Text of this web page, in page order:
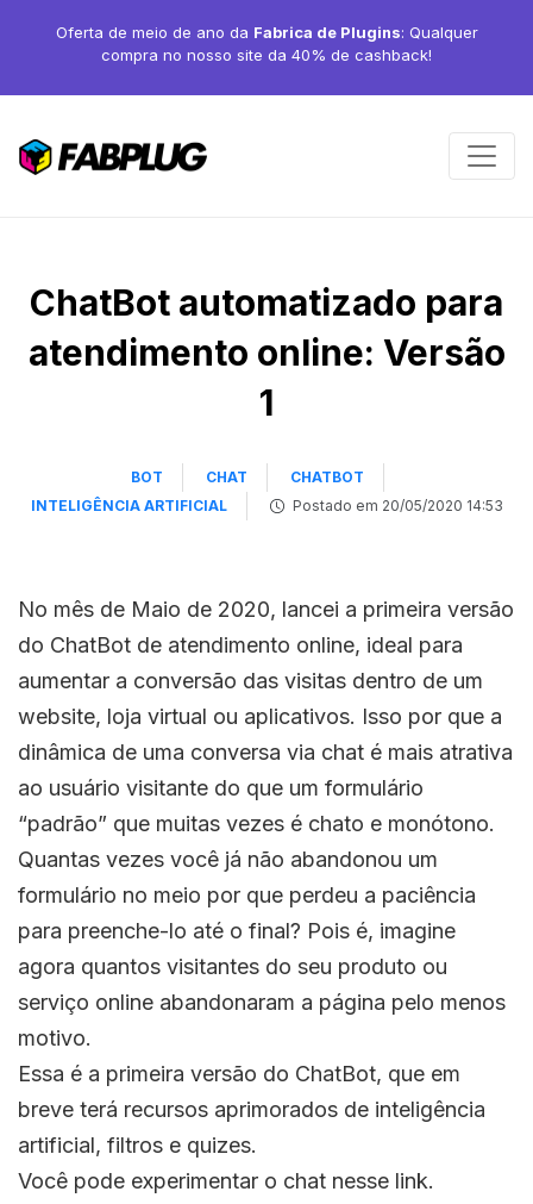
Oferta de meio de ano da Fabrica de Plugins: Qualquer
compra no nosso site da 40% de cashback!
ChatBot automatizado para
atendimento online: Versão
1
BOT CHAT
CHATBOT
INTELIGÊNCIA ARTIFICIAL
Postado em 20/05/2020 14:53
No mês de Maio de 2020, lancei a primeira versão
do ChatBot de atendimento online, ideal para
aumentar a conversão das visitas dentro de um
website, loja virtual ou aplicativos. Isso por que a
dinâmica de uma conversa via chat é mais atrativa
ao usuário visitante do que um formulário
“padrão” que muitas vezes é chato e monótono.
Quantas vezes você já não abandonou um
formulário no meio por que perdeu a paciência
para preenche-lo até o final? Pois é, imagine
agora quantos visitantes do seu produto ou
serviço online abandonaram a página pelo menos
motivo.
Essa é a primeira versão do ChatBot, que em
breve terá recursos aprimorados de inteligência
artificial, filtros e quizes.
Você pode experimentar o chat nesse link.